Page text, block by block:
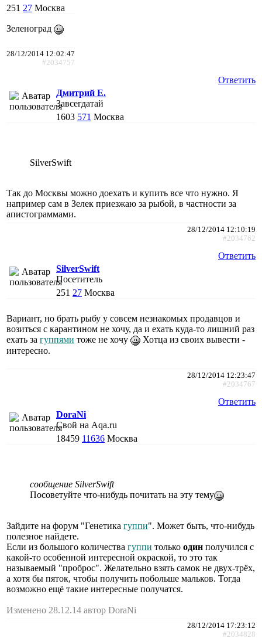
251 27 Москва
Зеленоград
28/12/2014 12:02:47
#2034757
Ответить
Дмитрий Е.
Завсегдатай
1603 571 Москва
SilverSwift
Так до Москвы можно доехать и купить все что нужно. Я
например сам в Зелек приезжаю за рыбой, в частности за
апистограммами.
28/12/2014 12:10:19
#2034762
Ответить
SilverSwift
Посетитель
251 27 Москва
Вариант, но брать рыбу у совсем незнакомых продавцов и
возиться с карантином не хочу, да и ехать куда-то лишний раз
ехать за гуппями тоже не хочу
Хотца из своих вывести -
интересно.
28/12/2014 12:23:47
#2034767
Ответить
DoraNi
Свой на Aqa.ru
18459 11636 Москва
сообщение SilverSwift
Посоветуйте что-нибудь почитать на эту тему
Зайдите на форум "Генетика гуппи". Может быть, что-нибудь
полезное найдете.
Если из большого количества гуппи только один получился с
какой-то особенной интересной окраской, то это так
называемый "проброс". Желательно взять самок не двух-трёх,
а хотя бы пяток, чтобы получить побольше мальков. Тогда
возможно ещё такие интересные получатся.
Изменено 28.12.14 автор DoraNi
28/12/2014 17:23:12
#2034828